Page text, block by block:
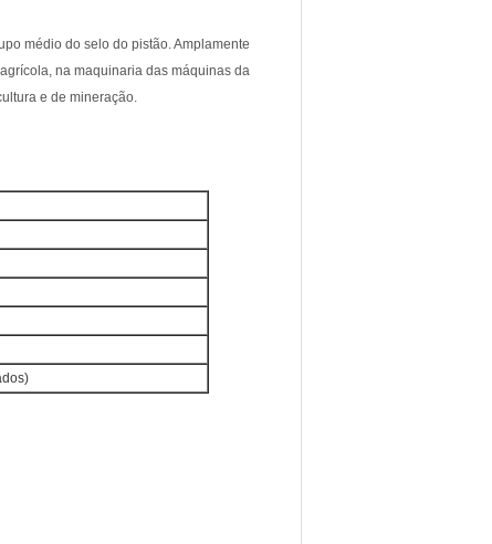
médio do selo do pistão. Amplamente
na maquinaria das máquinas da
e de mineração.